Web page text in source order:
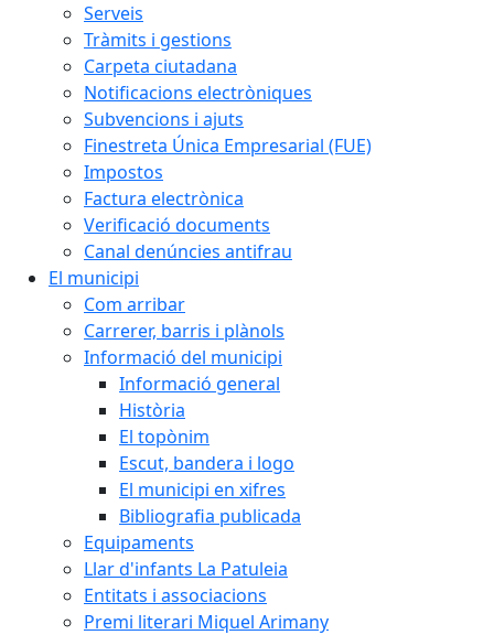
Serveis
Tràmits i gestions
Carpeta ciutadana
Notificacions electròniques
Subvencions i ajuts
Finestreta Única Empresarial (FUE)
Impostos
Factura electrònica
Verificació documents
Canal denúncies antifrau
El municipi
Com arribar
Carrerer, barris i plànols
Informació del municipi
Informació general
Història
El topònim
Escut, bandera i logo
El municipi en xifres
Bibliografia publicada
Equipaments
Llar d'infants La Patuleia
Entitats i associacions
Premi literari Miquel Arimany